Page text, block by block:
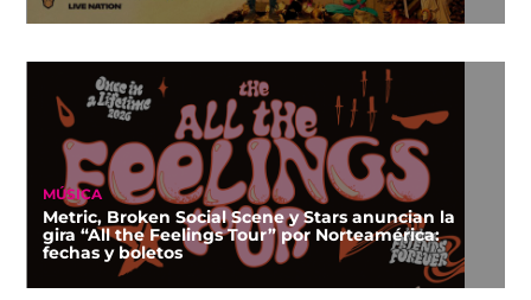
MÚSICA
Metric, Broken Social Scene y Stars anuncian la
gira “All the Feelings Tour” por Norteamérica:
fechas y boletos